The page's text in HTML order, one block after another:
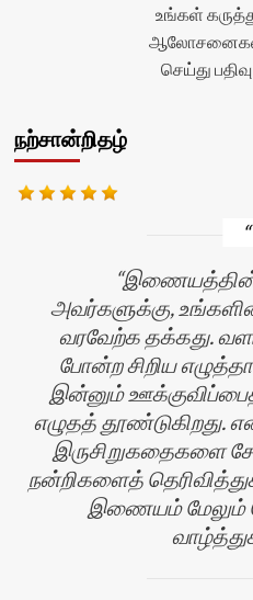
உங்கள்
செய்து
நற்சான்றிதழ்
இணையத்தின்
அவர்களுக்கு,
வரவேற்க தக்கது.
போன்ற சிறிய
இன்னும்
எழுதத் தூண்டுகிறது.
இருசிறுகதைகளை
நன்றிகளைத்
இணையம் மேலும்